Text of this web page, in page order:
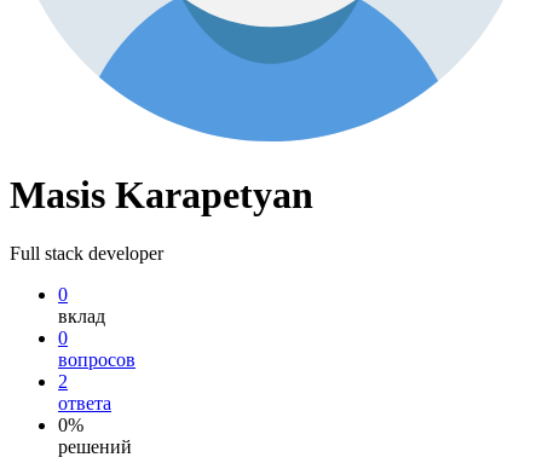
Masis Karapetyan
Full stack developer
0
вклад
0
вопросов
2
ответа
0%
решений